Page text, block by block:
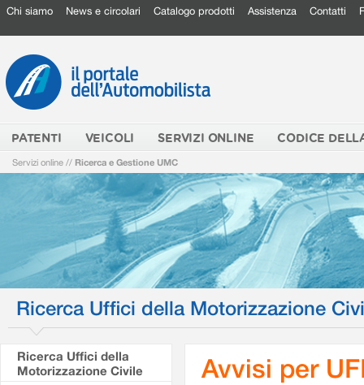
Chi siamo News e circolari Catalogo prodotti Assistenza Contatti
PATENTI VEICOLI SERVIZI ONLINE CODICE
Servizi online // Ricerca e Gestione UMC
Ricerca Uffici della Motorizzazione
Ricerca Uffici della
Motorizzazione Civile
Avvisi per